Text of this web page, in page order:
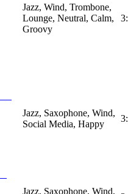
Jazz, Wind, Trombone,
Lounge, Neutral, Calm,
Groovy
Jazz, Saxophone, Wind,
Social Media, Happy
Jazz, Saxophone, Wind,